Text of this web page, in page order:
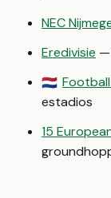
NEC
Eredivisie —
🇳🇱 Football
estadios
15